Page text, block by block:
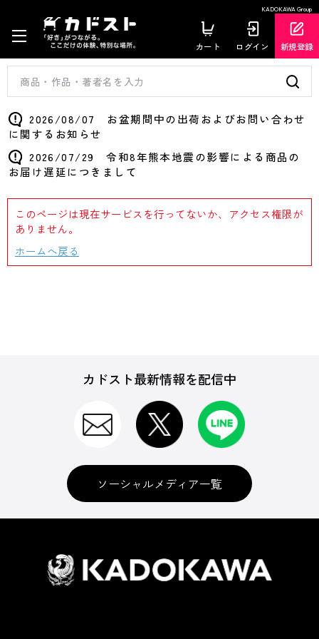
KADOKAWA Group
カート ログイン 新規登録
2026/08/07 お盆期間中の出荷およびお問い合わせ
に関するお知らせ
2026/07/29 令和8年熊本地震の影響による商品の
お届け遅延につきまして
このページは現在サービスを行ってないか、アクセス権限が
ありません。
ホームへ戻る
カドスト最新情報を配信中
ソーシャルメディア一覧